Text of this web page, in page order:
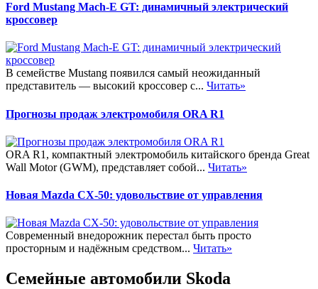
Ford Mustang Mach-E GT: динамичный электрический
кроссовер
В семействе Mustang появился самый неожиданный
представитель — высокий кроссовер с... Читать»
Прогнозы продаж электромобиля ORA R1
ORA R1, компактный электромобиль китайского бренда Great
Wall Motor (GWM), представляет собой... Читать»
Новая Mazda CX-50: удовольствие от управления
Современный внедорожник перестал быть просто
просторным и надёжным средством... Читать»
Семейные автомобили Skoda